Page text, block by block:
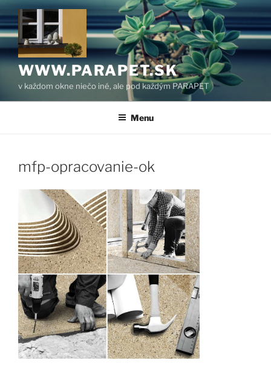
Prejsť
na
obsah
WWW.PARAPET.SK
v každom okne niečo iné, ale pod každým PARAPET
Menu
mfp-opracovanie-ok